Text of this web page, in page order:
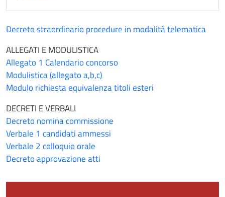
Decreto straordinario procedure in modalità telematica
ALLEGATI E MODULISTICA
Allegato 1 Calendario concorso
Modulistica (allegato a,b,c)
Modulo richiesta equivalenza titoli esteri
DECRETI E VERBALI
Decreto nomina commissione
Verbale 1 candidati ammessi
Verbale 2 colloquio orale
Decreto approvazione atti